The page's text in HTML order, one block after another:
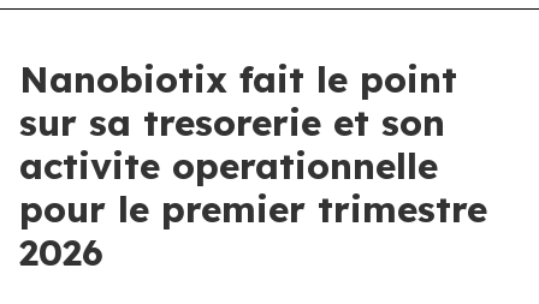
Nanobiotix fait le point
sur sa tresorerie et son
activite operationnelle
pour le premier trimestre
2026